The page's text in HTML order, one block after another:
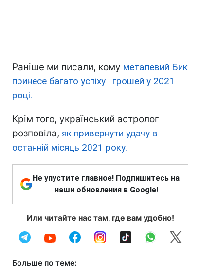
Раніше ми писали, кому металевий Бик
принесе багато успіху і грошей у 2021
році.
Крім того, український астролог
розповіла, як привернути удачу в
останній місяць 2021 року.
Не упустите главное! Подпишитесь на
наши обновления в Google!
Или читайте нас там, где вам удобно!
Больше по теме: